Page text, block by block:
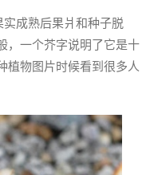
实成熟后果爿和种子脱
，一个芥字说明了它是十
植物图片时候看到很多人